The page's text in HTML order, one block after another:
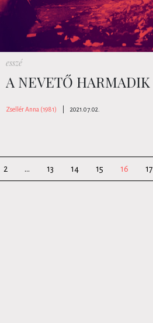
esszé
A NEVETŐ HARMADIK
Zsellér Anna (1981) 2021.07.02.
2 ... 13 14 15 16 17